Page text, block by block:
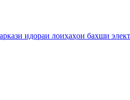
идораи лоиҳаҳои бахши